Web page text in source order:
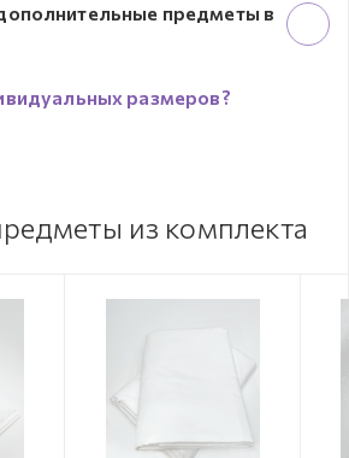
предметы в
размеров?
из комплекта